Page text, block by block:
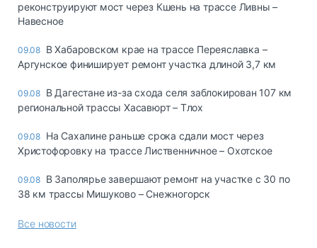
реконструируют мост через Кшень на трассе Ливны –
Навесное
09.08 В Хабаровском крае на трассе Переяславка –
Аргунское финиширует ремонт участка длиной 3,7 км
09.08 В Дагестане из-за схода селя заблокирован 107 км
региональной трассы Хасавюрт – Тлох
09.08 На Сахалине раньше срока сдали мост через
Христофоровку на трассе Лиственничное – Охотское
09.08 В Заполярье завершают ремонт на участке с 30 по
38 км трассы Мишуково – Снежногорск
Все новости